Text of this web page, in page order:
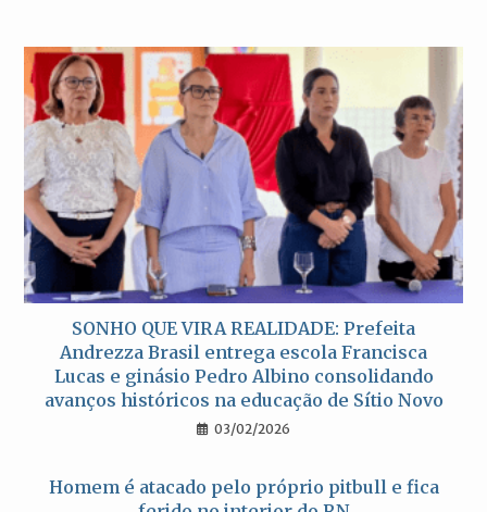
SONHO QUE VIRA REALIDADE: Prefeita
Andrezza Brasil entrega escola Francisca
Lucas e ginásio Pedro Albino consolidando
avanços históricos na educação de Sítio Novo
03/02/2026
Homem é atacado pelo próprio pitbull e fica